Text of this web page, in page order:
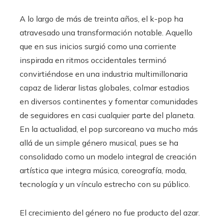
A lo largo de más de treinta años, el k-pop ha
atravesado una transformación notable. Aquello
que en sus inicios surgió como una corriente
inspirada en ritmos occidentales terminó
convirtiéndose en una industria multimillonaria
capaz de liderar listas globales, colmar estadios
en diversos continentes y fomentar comunidades
de seguidores en casi cualquier parte del planeta.
En la actualidad, el pop surcoreano va mucho más
allá de un simple género musical, pues se ha
consolidado como un modelo integral de creación
artística que integra música, coreografía, moda,
tecnología y un vínculo estrecho con su público.
El crecimiento del género no fue producto del azar.